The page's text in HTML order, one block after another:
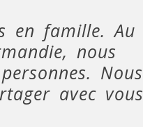
en famille. Au
nous
Nous
avec vous